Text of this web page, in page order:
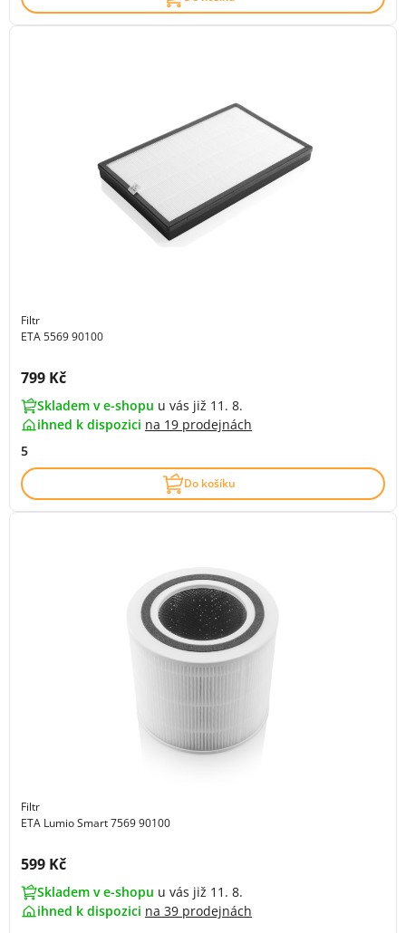
Filtr
ETA 5569 90100
Cena s DPH:
799 Kč
Skladem v e-shopu u vás již 11. 8.
ihned k dispozici na 19 prodejnách
5
Do košíku
Filtr
ETA Lumio Smart 7569 90100
Cena s DPH:
599 Kč
Skladem v e-shopu u vás již 11. 8.
ihned k dispozici na 39 prodejnách